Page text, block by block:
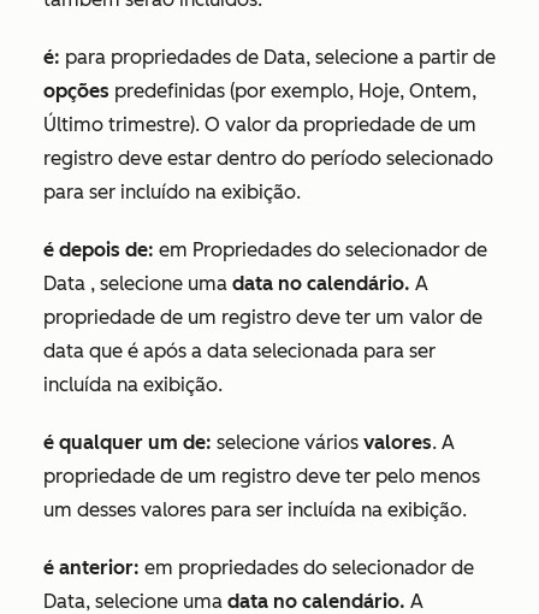
é: para propriedades de Data, selecione a partir de
opções predefinidas (por exemplo, Hoje, Ontem,
Último trimestre). O valor da propriedade de um
registro deve estar dentro do período selecionado
para ser incluído na exibição.
é depois de: em Propriedades do selecionador de
Data , selecione uma data no calendário. A
propriedade de um registro deve ter um valor de
data que é após a data selecionada para ser
incluída na exibição.
é qualquer um de: selecione vários valores. A
propriedade de um registro deve ter pelo menos
um desses valores para ser incluída na exibição.
é anterior: em propriedades do selecionador de
Data, selecione uma data no calendário. A